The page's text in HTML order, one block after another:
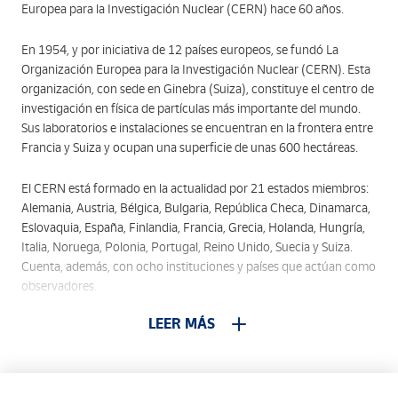
Europea para la Investigación Nuclear (CERN) hace 60 años.
En 1954, y por iniciativa de 12 países europeos, se fundó La
Organización Europea para la Investigación Nuclear (CERN). Esta
organización, con sede en Ginebra (Suiza), constituye el centro de
investigación en física de partículas más importante del mundo.
Sus laboratorios e instalaciones se encuentran en la frontera entre
Francia y Suiza y ocupan una superficie de unas 600 hectáreas.
El CERN está formado en la actualidad por 21 estados miembros:
Alemania, Austria, Bélgica, Bulgaria, República Checa, Dinamarca,
Eslovaquia, España, Finlandia, Francia, Grecia, Holanda, Hungría,
Italia, Noruega, Polonia, Portugal, Reino Unido, Suecia y Suiza.
Cuenta, además, con ocho instituciones y países que actúan como
observadores.
En sus investigaciones, el CERN utiliza los instrumentos científicos
LEER MÁS